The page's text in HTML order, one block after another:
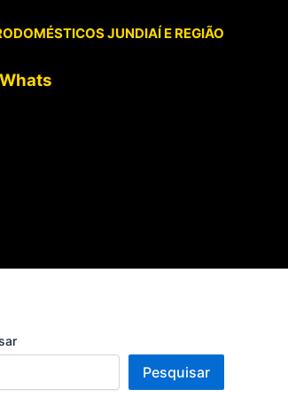
JUNDIAÍ E REGIÃO
Pesquisar